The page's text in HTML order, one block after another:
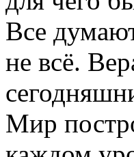
Все
не всё.
Мир